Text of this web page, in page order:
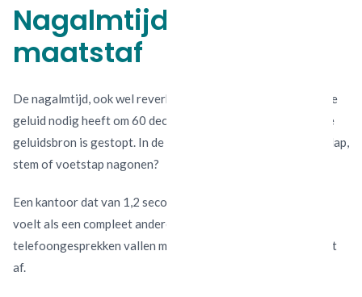
Nagalmtijd: de gouden
maatstaf
De nagalmtijd, ook wel reverberatietijd of RT60, is de tijd die
geluid nodig heeft om 60 decibel zachter te worden nadat de
geluidsbron is gestopt. In de praktijk: hoe lang hoort u een klap,
stem of voetstap nagonen?
Een kantoor dat van 1,2 seconden naar 0,45 seconden gaat,
voelt als een compleet andere ruimte. Spraak wordt rustiger,
telefoongesprekken vallen minder op en vermoeidheid neemt
af.